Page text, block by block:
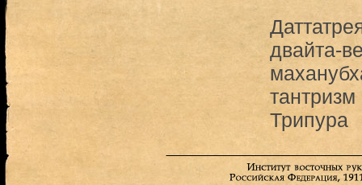
двайта-
тантризм
Трипура